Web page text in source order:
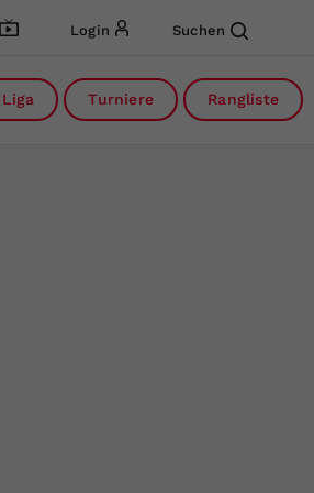
Login Suchen
Liga Turniere Rangliste